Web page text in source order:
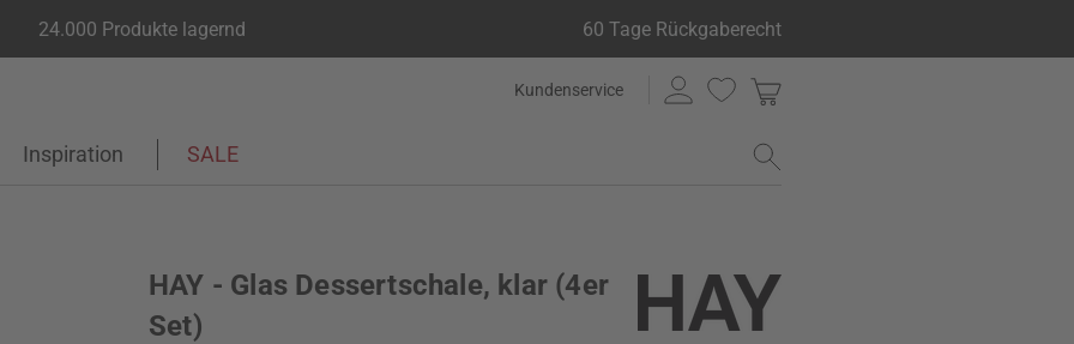
24.000 Produkte lagernd 60 Tage Rückgaberecht
Kundenservice
Inspiration SALE
HAY - Glas Dessertschale, klar (4er
Set)